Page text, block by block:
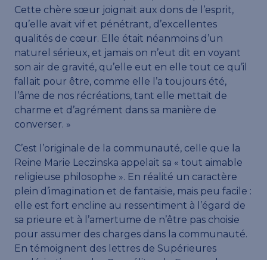
Cette chère sœur joignait aux dons de l’esprit,
qu’elle avait vif et pénétrant, d’excellentes
qualités de cœur. Elle était néanmoins d’un
naturel sérieux, et jamais on n’eut dit en voyant
son air de gravité, qu’elle eut en elle tout ce qu’il
fallait pour être, comme elle l’a toujours été,
l’âme de nos récréations, tant elle mettait de
charme et d’agrément dans sa manière de
converser. »
C’est l’originale de la communauté, celle que la
Reine Marie Leczinska appelait sa « tout aimable
religieuse philosophe ». En réalité un caractère
plein d’imagination et de fantaisie, mais peu facile :
elle est fort encline au ressentiment à l’égard de
sa prieure et à l’amertume de n’être pas choisie
pour assumer des charges dans la communauté.
En témoignent des lettres de Supérieures